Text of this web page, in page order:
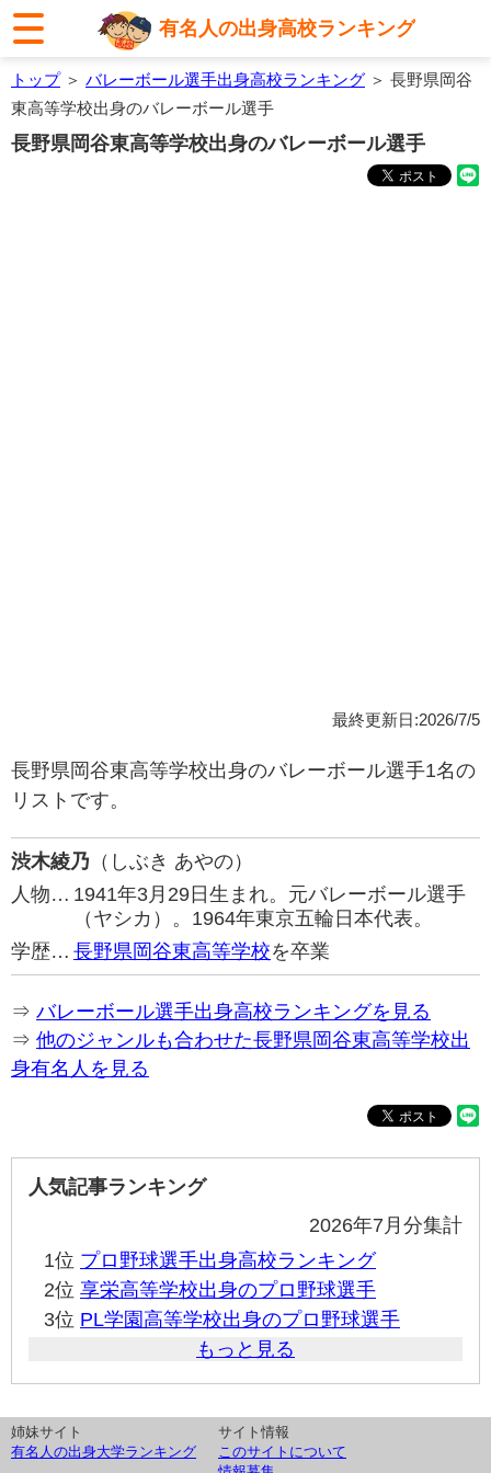
有名人の出身高校ランキング
トップ＞ バレーボール選手出身高校ランキング ＞ 長野県岡谷
東高等学校出身のバレーボール選手
長野県岡谷東高等学校出身のバレーボール選手
最終更新日:2026/7/5
長野県岡谷東高等学校出身のバレーボール選手1名の
リストです。
渋木綾乃 （しぶき あやの）
人物… 1941年3月29日生まれ。元バレーボール選手
（ヤシカ）。1964年東京五輪日本代表。
学歴… 長野県岡谷東高等学校を卒業
⇒ バレーボール選手出身高校ランキングを見る
⇒ 他のジャンルも合わせた長野県岡谷東高等学校出
身有名人を見る
人気記事ランキング
2026年7月分集計
1位 プロ野球選手出身高校ランキング
2位 享栄高等学校出身のプロ野球選手
3位 PL学園高等学校出身のプロ野球選手
もっと見る
姉妹サイト
有名人の出身大学ランキング
サイト情報
このサイトについて